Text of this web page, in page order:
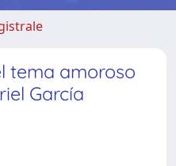
tema amoroso
García